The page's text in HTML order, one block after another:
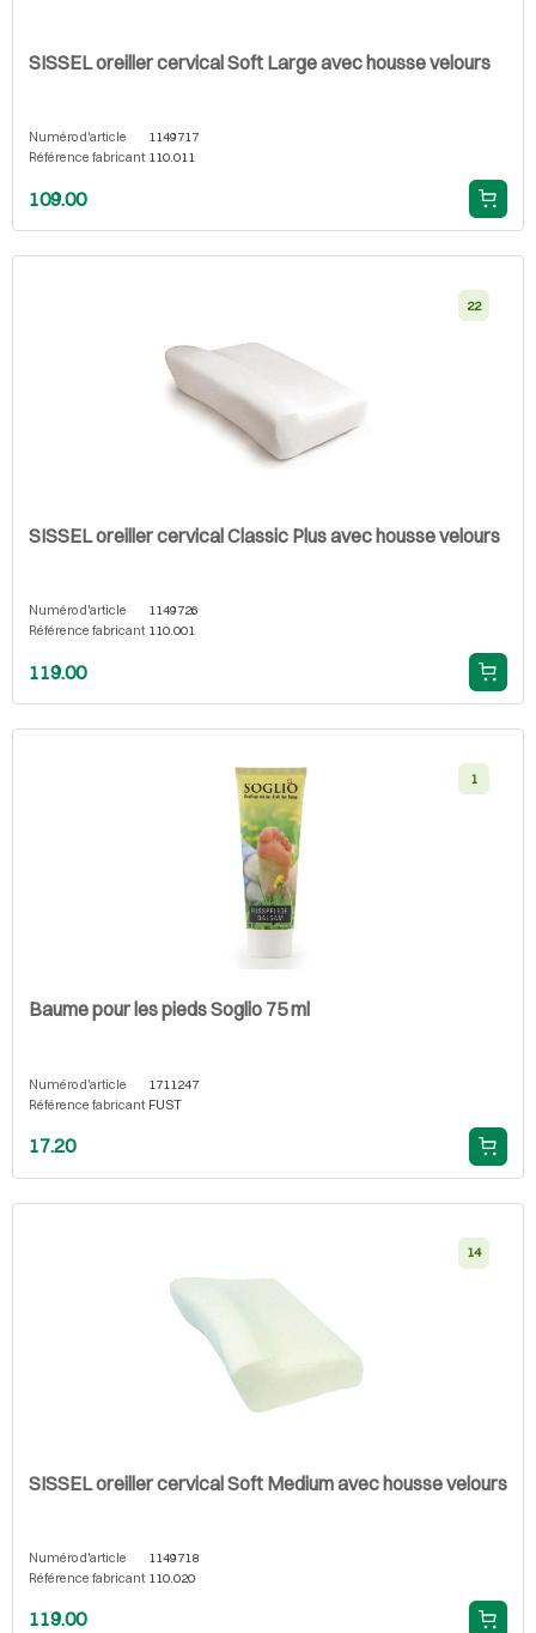
SISSEL oreiller cervical Soft Large avec housse velours
Numéro d'article
1149717
Référence fabricant 110.011
109.00
22
SISSEL oreiller cervical Classic Plus avec housse velours
Numéro d'article
1149726
Référence fabricant 110.001
119.00
1
Baume pour les pieds Soglio 75 ml
Numéro d'article
1711247
Référence fabricant FUST
17.20
14
SISSEL oreiller cervical Soft Medium avec housse velours
Numéro d'article
1149718
Référence fabricant 110.020
119.00